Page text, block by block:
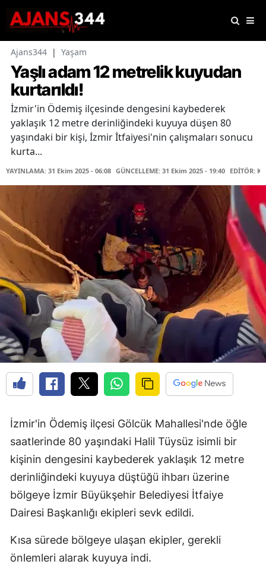
Ajans344 | Yaşam
Yaşlı adam 12 metrelik kuyudan
kurtarıldı!
İzmir'in Ödemiş ilçesinde dengesini kaybederek
yaklaşık 12 metre derinliğindeki kuyuya düşen 80
yaşındaki bir kişi, İzmir İtfaiyesi'nin çalışmaları sonucu
kurta...
YAYINLAMA: 31 Ekim 2025 - 06:08 GÜNCELLEME: 31 Ekim 2025 - 19:40 EDİTÖR:
İzmir'in Ödemiş ilçesi Gölcük Mahallesi'nde öğle
saatlerinde 80 yaşındaki Halil Tüysüz isimli bir
kişinin dengesini kaybederek yaklaşık 12 metre
derinliğindeki kuyuya düştüğü ihbarı üzerine
bölgeye İzmir Büyükşehir Belediyesi İtfaiye
Dairesi Başkanlığı ekipleri sevk edildi.
Kısa sürede bölgeye ulaşan ekipler, gerekli
önlemleri alarak kuyuya indi.